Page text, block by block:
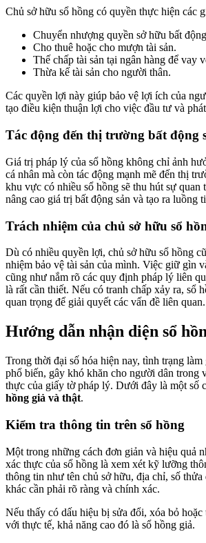
Chủ sở hữu sổ hồng có quyền thực hiện các
Chuyển nhượng quyền sở hữu bất
Cho thuê hoặc cho mượn tài sản.
Thế chấp tài sản tại ngân hàng để vay
Thừa kế tài sản cho người thân.
Các quyền lợi này giúp bảo vệ lợi ích của
tạo điều kiện thuận lợi cho việc đầu tư và
Tác động đến thị trường bất động
Giá trị pháp lý của sổ hồng không chỉ ảnh
cá nhân mà còn tác động mạnh mẽ đến thị
khu vực có nhiều sổ hồng sẽ thu hút sự quan
nâng cao giá trị bất động sản và tạo ra luồng
Trách nhiệm của chủ sở hữu sổ
Dù có nhiều quyền lợi, chủ sở hữu sổ hồng
nhiệm bảo vệ tài sản của mình. Việc giữ gìn
cũng như nắm rõ các quy định pháp lý liên
là rất cần thiết. Nếu có tranh chấp xảy ra, sổ
quan trọng để giải quyết các vấn đề liên quan.
Hướng dẫn nhận diện sổ
Trong thời đại số hóa hiện nay, tình trạng
phổ biến, gây khó khăn cho người dân trong
thực của giấy tờ pháp lý. Dưới đây là một số
hồng giả và thật.
Kiểm tra thông tin trên sổ hồng
Một trong những cách đơn giản và hiệu quả
xác thực của sổ hồng là xem xét kỹ lưỡng
thông tin như tên chủ sở hữu, địa chỉ, số thửa
khác cần phải rõ ràng và chính xác.
Nếu thấy có dấu hiệu bị sửa đổi, xóa bỏ
với thực tế, khả năng cao đó là sổ hồng giả.